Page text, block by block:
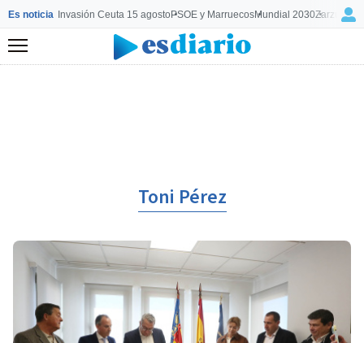
Es noticia Invasión Ceuta 15 agostoPSOE y MarruecosMundial 2030Zarzuela
Menú
Toni Pérez